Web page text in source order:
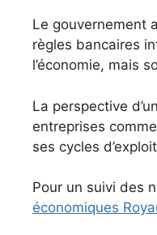
Le gouvernement
règles bancaires
l’économie, mais
La perspective
entreprises comme
ses cycles
Pour un suivi des
économiques